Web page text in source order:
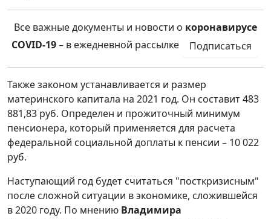
Все важные документы и новости о коронавирусе
COVID-19– в ежедневной рассылке Подписаться
Также законом устанавливается и размер
материнского капитала на 2021 год. Он составит 483
881,83 руб. Определен и прожиточный минимум
пенсионера, который применяется для расчета
федеральной социальной доплаты к пенсии – 10 022
руб.
Наступающий год будет считаться "посткризисным"
после сложной ситуации в экономике, сложившейся
в 2020 году. По мнению Владимира